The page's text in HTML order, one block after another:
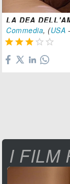
LA DEA
Commedia, (USA -
    
I FILM